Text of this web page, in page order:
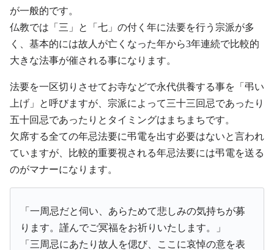
が一般的です。
仏教では「三」と「七」の付く年に法要を行う宗派が多
く、基本的には故人が亡くなった年から3年連続で比較的
大きな法事が催される事になります。
法要を一区切りさせてお寺などで永代供養する事を「弔い
上げ」と呼びますが、宗派によって三十三回忌であったり
五十回忌であったりとタイミングはまちまちです。
欠席する全ての年忌法要に弔電を出す必要はないと言われ
ていますが、比較的重要視される年忌法要には弔電を送る
のがマナーになります。
「一周忌だと伺い、あらためて悲しみの気持ちが募
ります。謹んでご冥福をお祈りいたします。」
「三周忌にあたり故人を偲び、ここに哀悼の意を表